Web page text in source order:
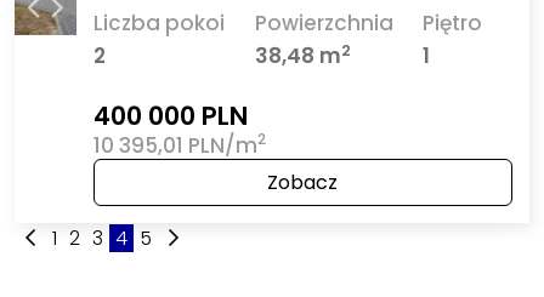
Liczba pokoi
2
Powierzchnia
38,48 m2
Piętro
1
400 000 PLN
10 395,01 PLN/m2
Zobacz
1 2 3 4 5